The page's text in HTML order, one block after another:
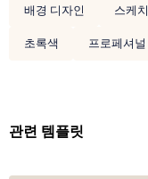
배경 디자인
스케치
초록색
프로페셔널
관련 템플릿